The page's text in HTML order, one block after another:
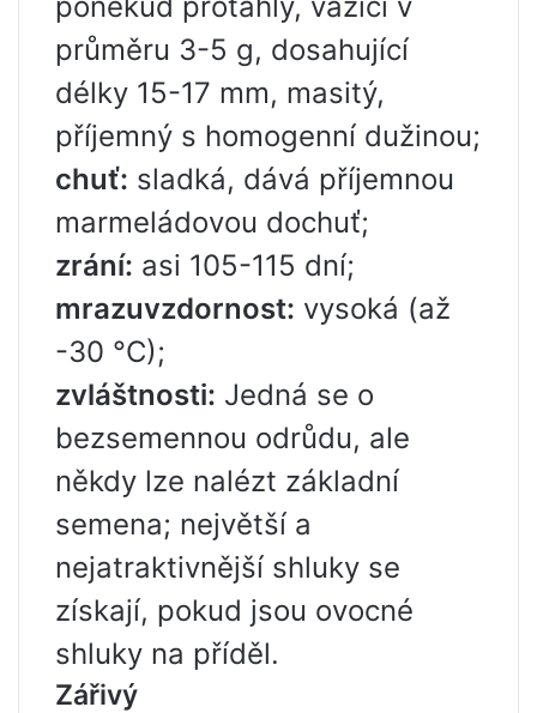
průměru 3-5 g, dosahující
délky 15-17 mm, masitý,
příjemný s homogenní dužinou;
chuť: sladká, dává příjemnou
marmeládovou dochuť;
zrání: asi 105-115 dní;
mrazuvzdornost: vysoká (až
-30 °C);
zvláštnosti: Jedná se o
bezsemennou odrůdu, ale
někdy lze nalézt základní
semena; největší a
nejatraktivnější shluky se
získají, pokud jsou ovocné
shluky na příděl.
Zářivý